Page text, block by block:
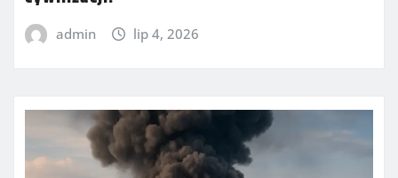
admin lip 4, 2026